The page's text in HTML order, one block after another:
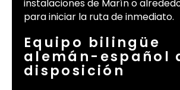
instalaciones de Marín o
para iniciar la ruta de inmediato.
Equipo bilingüe
alemán-español
disposición